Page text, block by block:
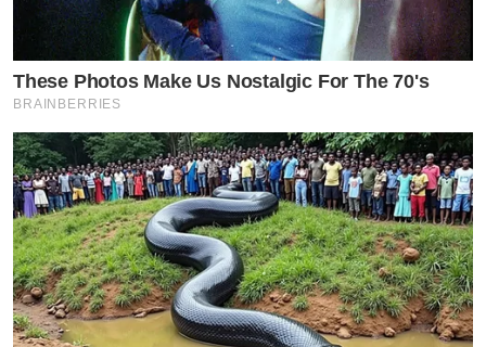
These Photos Make Us Nostalgic For The 70's
BRAINBERRIES